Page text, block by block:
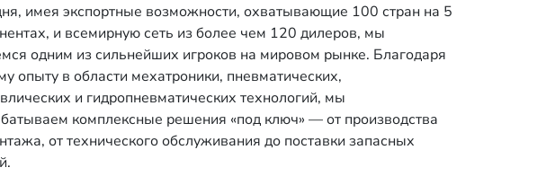
имея экспортные возможности, охватывающие 100 стран на 5
и всемирную сеть из более чем 120 дилеров, мы
одним из сильнейших игроков на мировом рынке. Благодаря
опыту в области мехатроники, пневматических,
и гидропневматических технологий, мы
комплексные решения «под ключ» — от производства
от технического обслуживания до поставки запасных